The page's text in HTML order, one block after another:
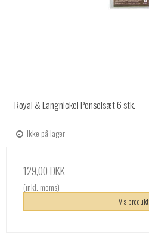
Royal & Langnickel Penselsæt 6 stk.
Ikke på lager
129,00 DKK
(inkl. moms)
Vis produkt